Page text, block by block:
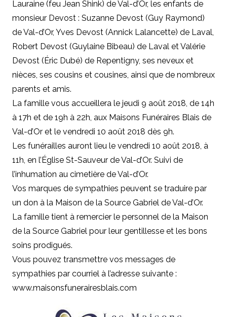
Lauraine (feu Jean Shink) de Val-d’Or, les enfants de
monsieur Devost : Suzanne Devost (Guy Raymond)
de Val-d’Or, Yves Devost (Annick Lalancette) de Laval,
Robert Devost (Guylaine Bibeau) de Laval et Valérie
Devost (Éric Dubé) de Repentigny, ses neveux et
nièces, ses cousins et cousines, ainsi que de nombreux
parents et amis.
La famille vous accueillera le jeudi 9 août 2018, de 14h
à 17h et de 19h à 22h, aux Maisons Funéraires Blais de
Val-d’Or et le vendredi 10 août 2018 dès 9h.
Les funérailles auront lieu le vendredi 10 août 2018, à
11h, en l’Église St-Sauveur de Val-d’Or. Suivi de
l’inhumation au cimetière de Val-d’Or.
Vos marques de sympathies peuvent se traduire par
un don à la Maison de la Source Gabriel de Val-d’Or.
La famille tient à remercier le personnel de la Maison
de la Source Gabriel pour leur gentillesse et les bons
soins prodigués.
Vous pouvez transmettre vos messages de
sympathies par courriel à l’adresse suivante :
www.maisonsfunerairesblais.com